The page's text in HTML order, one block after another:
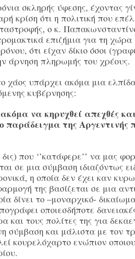
σκληρής ύφεσης, έχοντας
κρίση ότι η πολιτική που
ο κ.
επιζήμια για τη
ότι είχαν δίκιο όσοι
άρνηση πληρωμής του χρέους.
χάος υπάρχει ακόμα μια
κυβέρνησης:
να κηρυχθεί απεχθές
παράδειγμα της Αργεντινής
που ‘’κατάφερε’’ να μας
σε μια σύμβαση ιδιαζόντως
η οποία δεν έχει καν
της βασίζεται σε μια
δίνει το –μοναρχικό-
οποιεσδήποτε
και τους πολίτες της για
σύμβαση και μάλιστα με τον
κουρελόχαρτο ενώπιον